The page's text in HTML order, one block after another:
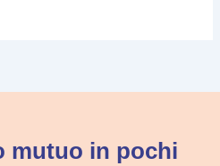
mutuo in pochi